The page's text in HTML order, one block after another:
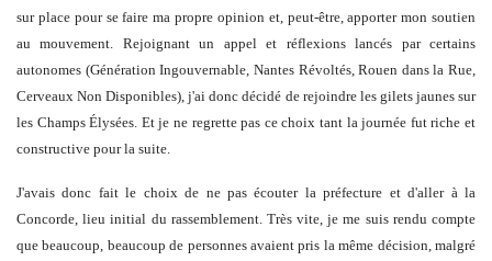
sur place pour se faire ma propre opinion et, peut-être, apporter mon soutien
au mouvement. Rejoignant un appel et réflexions lancés par certains
autonomes (Génération Ingouvernable, Nantes Révoltés, Rouen dans la Rue,
Cerveaux Non Disponibles), j'ai donc décidé de rejoindre les gilets jaunes sur
les Champs Élysées. Et je ne regrette pas ce choix tant la journée fut riche et
constructive pour la suite.
J'avais donc fait le choix de ne pas écouter la préfecture et d'aller à la
Concorde, lieu initial du rassemblement. Très vite, je me suis rendu compte
que beaucoup, beaucoup de personnes avaient pris la même décision, malgré